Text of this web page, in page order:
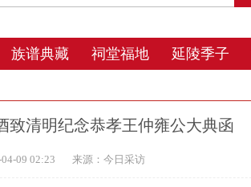
族谱典藏 祠堂福地 延陵季子
致清明纪念恭孝王仲雍公大典函
09 02:23 来源：今日采访